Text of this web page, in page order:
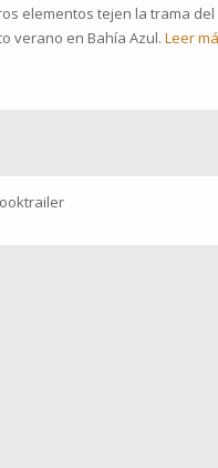
elementos tejen la trama
verano en Bahía Azul. Leer